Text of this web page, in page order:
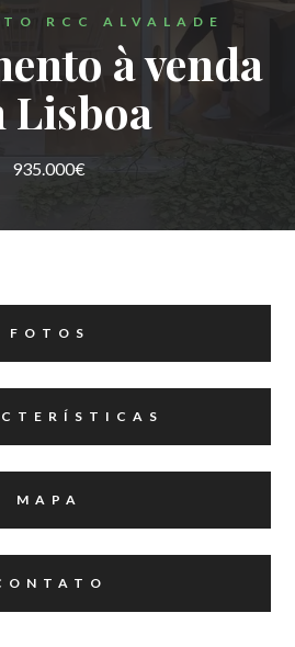
RCC ALVALADE
à venda
Lisboa
935.000€
FOTOS
MAPA